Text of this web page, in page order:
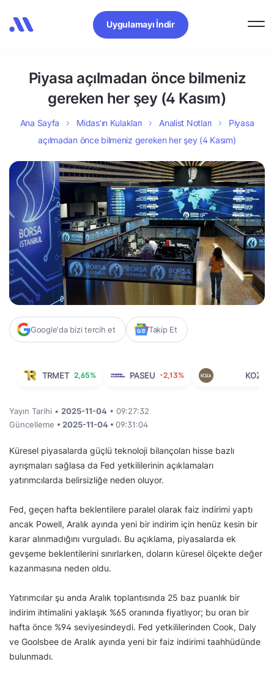
Uygulamayı İndir
Piyasa açılmadan önce bilmeniz
gereken her şey (4 Kasım)
Ana Sayfa Midas’ın Kulakları Analist Notları
Piyasa
açılmadan önce bilmeniz gereken her şey (4 Kasım)
Google'da bizi tercih et Takip Et
TRMET 2,65% PASEU -2,13% KOZAA
Yayın Tarihi • 2025-11-04 • 09:27:32
Güncelleme • 2025-11-04 • 09:31:04
Küresel piyasalarda güçlü teknoloji bilançoları hisse bazlı
ayrışmaları sağlasa da Fed yetkililerinin açıklamaları
yatırımcılarda belirsizliğe neden oluyor.
Fed, geçen hafta beklentilere paralel olarak faiz indirimi yaptı
ancak Powell, Aralık ayında yeni bir indirim için henüz kesin bir
karar alınmadığını vurguladı. Bu açıklama, piyasalarda ek
gevşeme beklentilerini sınırlarken, doların küresel ölçekte değer
kazanmasına neden oldu.
Yatırımcılar şu anda Aralık toplantısında 25 baz puanlık bir
indirim ihtimalini yaklaşık %65 oranında fiyatlıyor; bu oran bir
hafta önce %94 seviyesindeydi. Fed yetkililerinden Cook, Daly
ve Goolsbee de Aralık ayında yeni bir faiz indirimi taahhüdünde
bulunmadı.